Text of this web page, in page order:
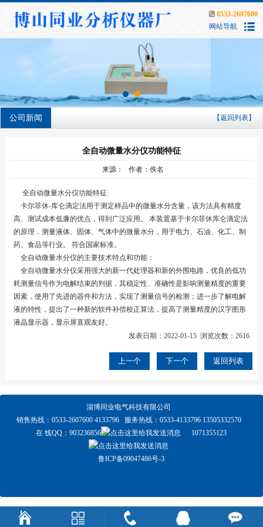
0533-2607600
网站导航
公司新闻 【返回列表】
全自动微量水分仪功能特征
来源： 作者：佚名
全自动微量水分仪功能特征:
卡尔菲休-库仑滴定法用于测定样品中的微量水分含量，该方法具有精度
高、测试成本低廉的优点，得到广泛应用。 本装置基于卡尔菲休库仑滴定法
的原理，测量液体、固体、气体中的微量水分，用于电力、石油、化工、制
药、食品等行业。 符合国家标准。
全自动微量水分仪的主要技术特点和功能：
全自动微量水分仪采用强大的新一代处理器和新的外围电路，优良的低功
耗测量信号作为电解结束的判据，其稳定性、准确性是影响测量精度的重要
因素，使用了先进的器件和方法，实现了测量信号的检测；进一步了解电解
液的特性，提出了一种新的软件补偿校正算法，提高了测量精度的汉字图形
液晶显示器，显示屏直观友好。
发表日期：2022-01-15 浏览次数：2616
上一个 下一个 返回列表
淄博同业电气科技有限公司
销售热线：0533-2607600 4133796 服务热线：0533-4133796 13505332570
在 线QQ：903236856 1071355123
鲁ICP备09047486号-3